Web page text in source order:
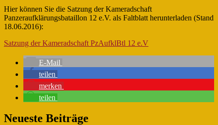
Hier können Sie die Satzung der Kameradschaft
Panzeraufklärungsbataillon 12 e.V. als Faltblatt herunterladen (Stand
18.06.2016):
Satzung der Kameradschaft PzAufklBtl 12 e.V
E-Mail
teilen
merken
teilen
Neueste Beiträge